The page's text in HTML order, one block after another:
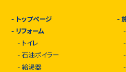
- トップページ
- リフォーム
- トイレ
- 石油ボイラー
- 給湯器
-
-